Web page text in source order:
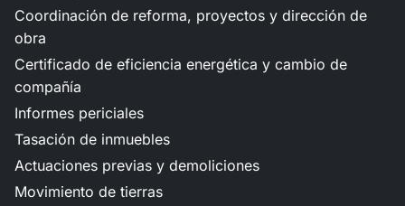
Coordinación de reforma, proyectos y dirección de
obra
Certificado de eficiencia energética y cambio de
compañía
Informes periciales
Tasación de inmuebles
Actuaciones previas y demoliciones
Movimiento de tierras